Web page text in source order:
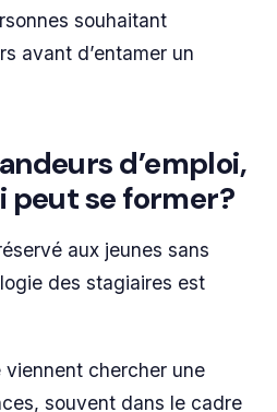
souhaitant
avant d’entamer un
d’emploi,
peut se former?
aux jeunes sans
des stagiaires est
viennent chercher une
souvent dans le cadre